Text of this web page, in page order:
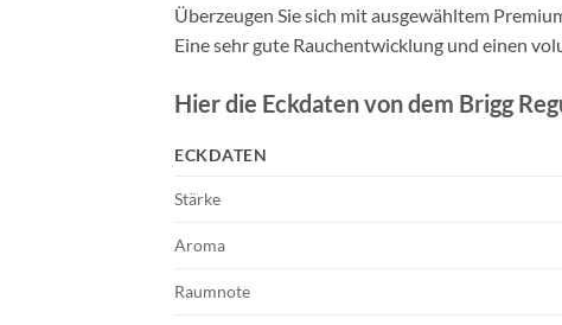
Überzeugen Sie sich mit ausgewähltem
Eine sehr gute Rauchentwicklung und einen
Hier die Eckdaten von dem Brigg
ECKDATEN
Stärke
Aroma
Raumnote